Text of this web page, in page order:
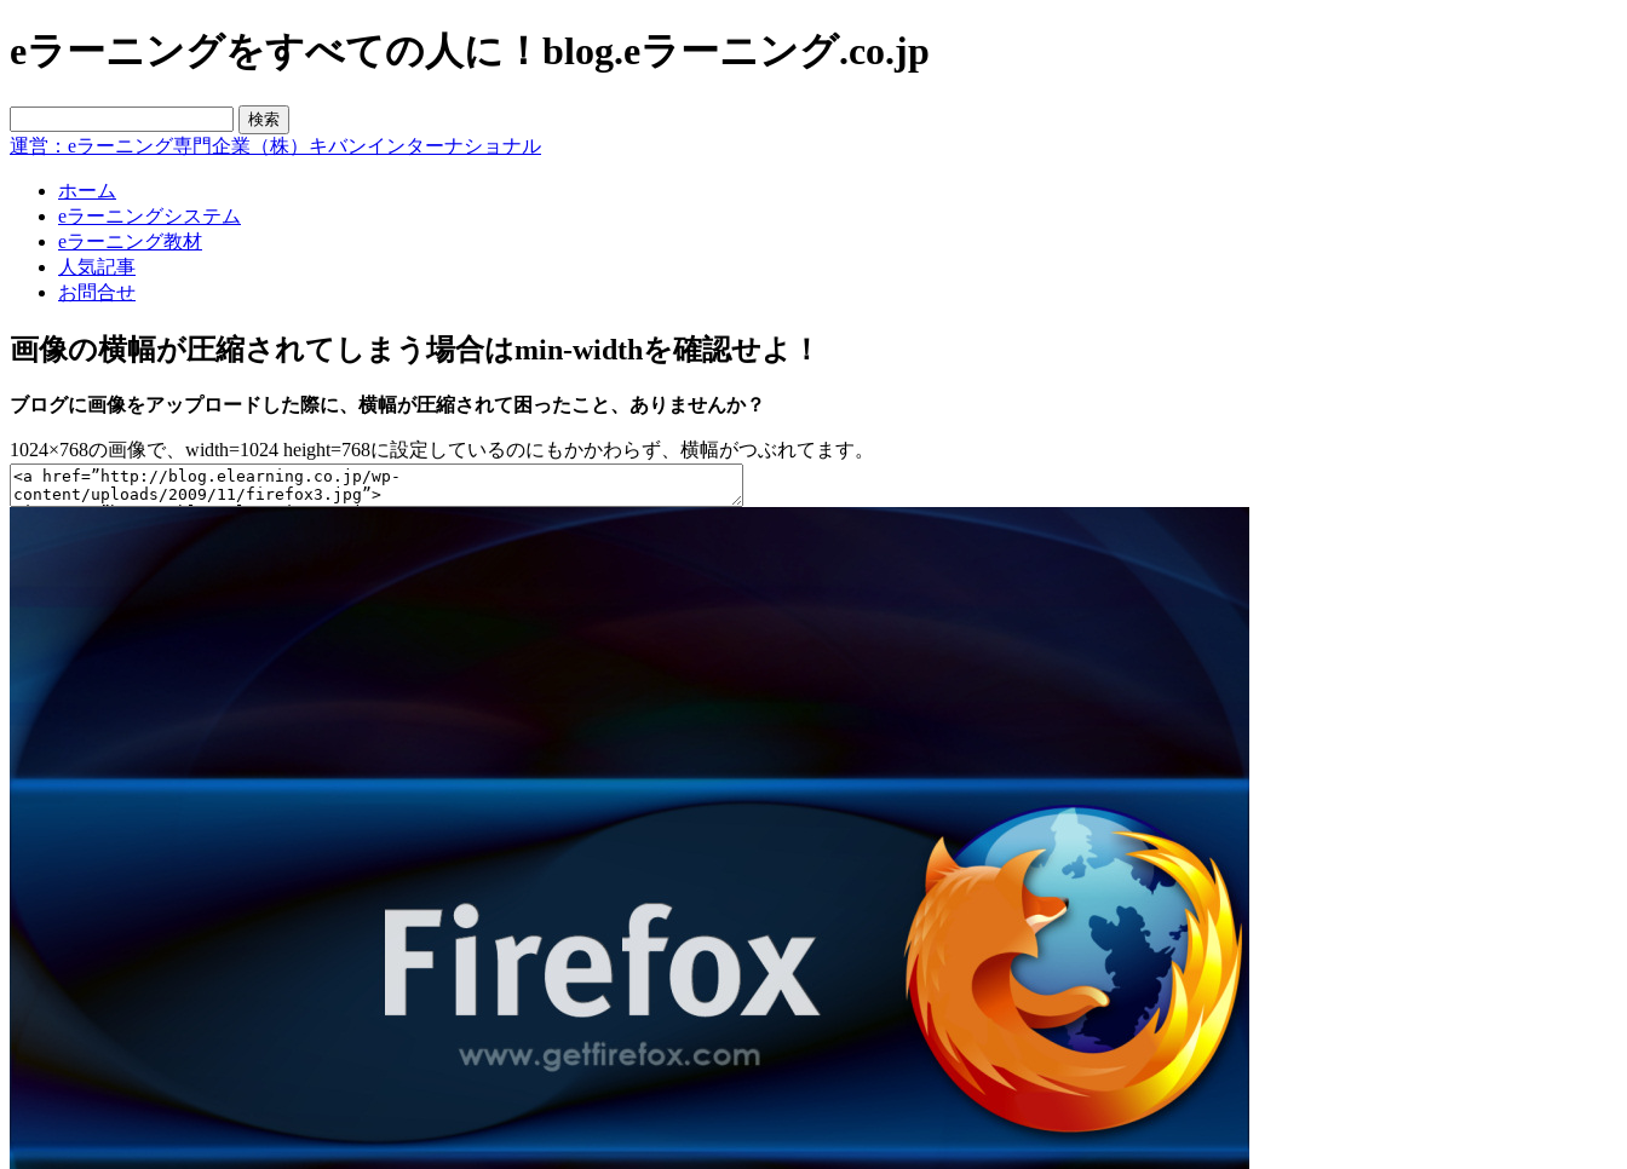
eラーニングをすべての人に！blog.eラーニング.co.jp
運営：eラーニング専門企業（株）キバンインターナショナル
ホーム
eラーニングシステム
eラーニング教材
人気記事
お問合せ
画像の横幅が圧縮されてしまう場合はmin-widthを確認せよ！
ブログに画像をアップロードした際に、横幅が圧縮されて困ったこと、ありませんか？
1024×768の画像で、width=1024 height=768に設定しているのにもかかわらず、横幅がつぶれてます。